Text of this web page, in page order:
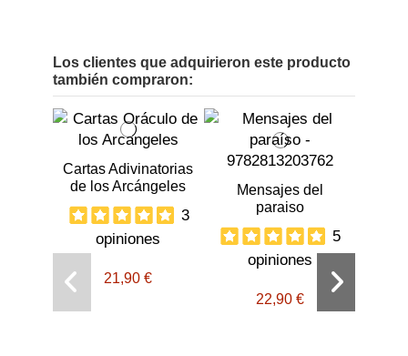
Los clientes que adquirieron este producto
también compraron:
Cartas Adivinatorias
de los Arcángeles
3
opiniones
21,90 €
Mensajes del
paraiso
5
opiniones
22,90 €